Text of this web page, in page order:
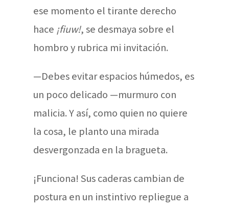
ese momento el tirante derecho
hace ¡fiuw!, se desmaya sobre el
hombro y rubrica mi invitación.
—Debes evitar espacios húmedos, es
un poco delicado —murmuro con
malicia. Y así, como quien no quiere
la cosa, le planto una mirada
desvergonzada en la bragueta.
¡Funciona! Sus caderas cambian de
postura en un instintivo repliegue a